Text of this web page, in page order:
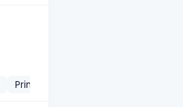
Primary Head Teacher-2012